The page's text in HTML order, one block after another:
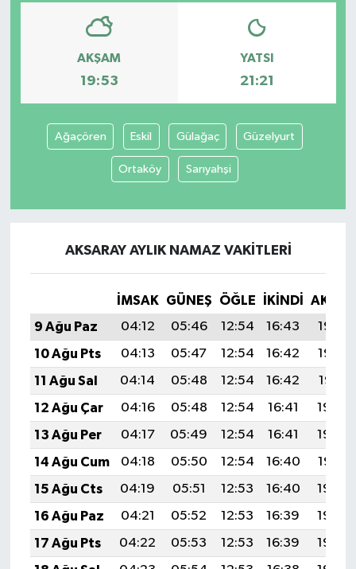
AKŞAM
19:53
YATSI
21:21
Ağaçören Eskil Gülağaç Güzelyurt
Ortaköy Sarıyahşi
AKSARAY AYLIK NAMAZ VAKITLERI
İMSAK GÜNEŞ ÖĞLE İKINDI
9 Ağu Paz
04:12 05:46 12:54 16:43
19:53
10 Ağu Pts
04:13 05:47 12:54 16:42
19:52
11 Ağu Sal
04:14 05:48 12:54 16:42
19:51
12 Ağu Çar
04:16 05:48 12:54 16:41
19:50
13 Ağu Per
04:17 05:49 12:54 16:41
19:48
14 Ağu Cum
04:18 05:50 12:54 16:40
19:47
15 Ağu Cts
04:19 05:51 12:53 16:40
19:46
16 Ağu Paz
04:21 05:52 12:53 16:39
19:45
17 Ağu Pts
04:22 05:53 12:53 16:39
19:43